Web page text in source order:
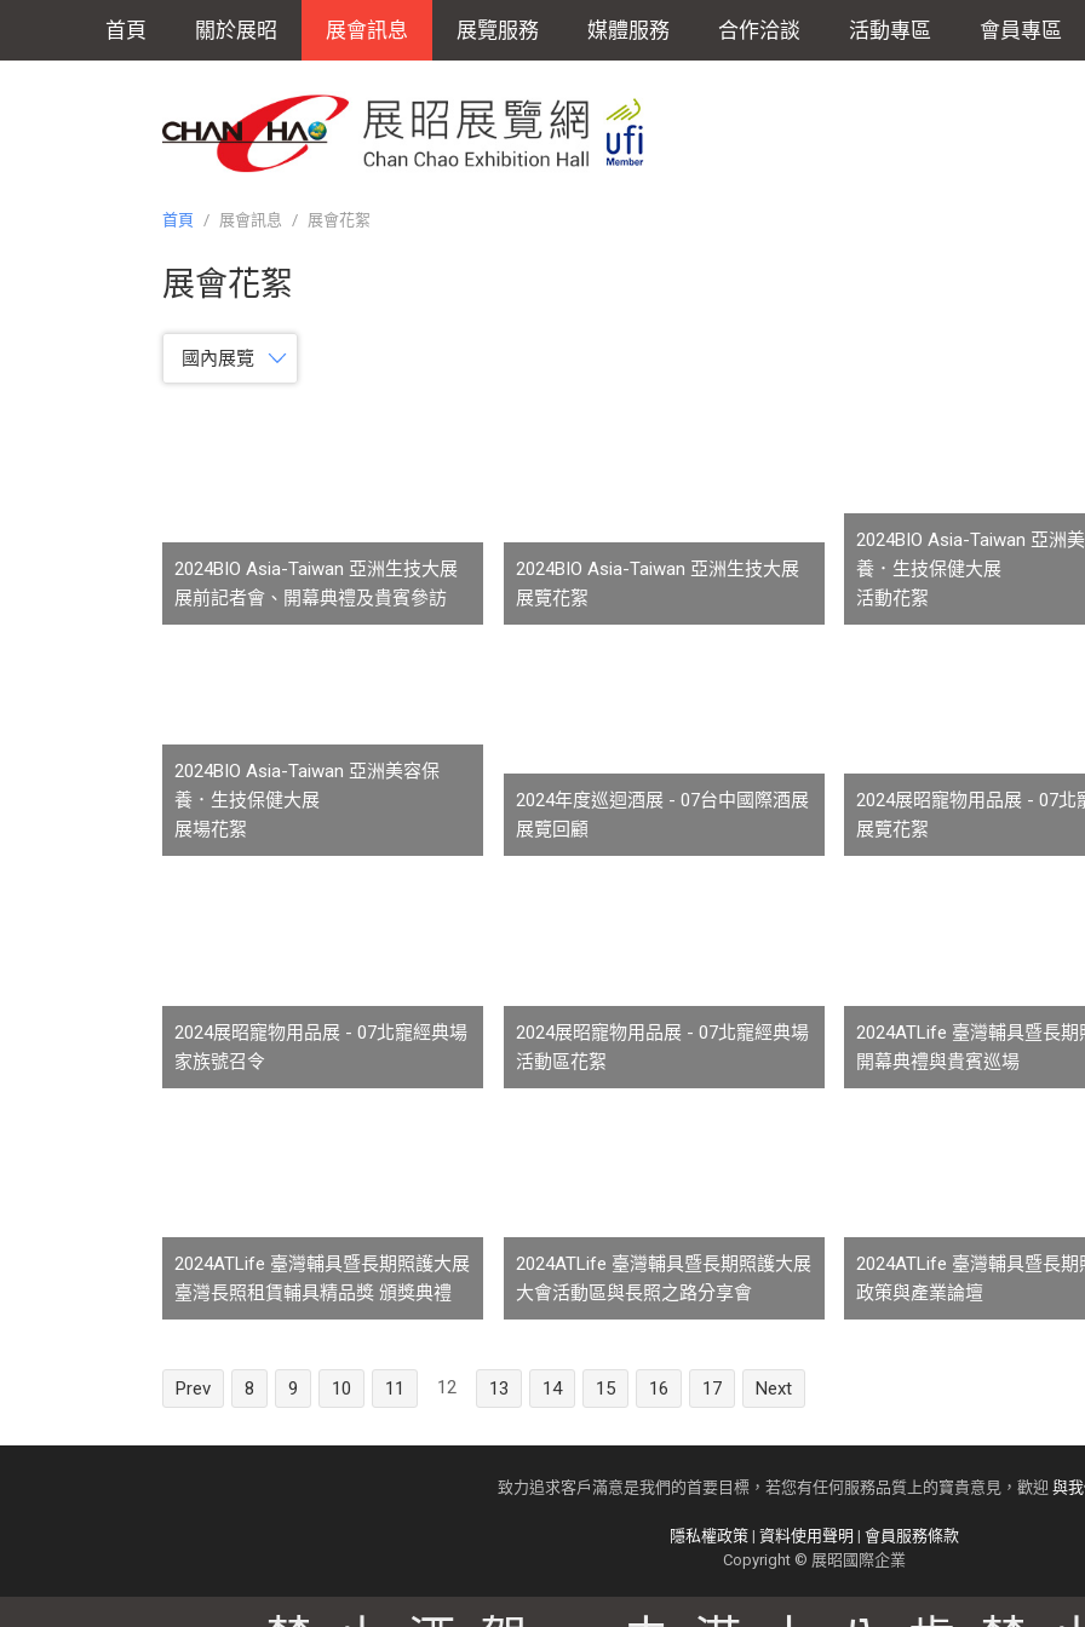
首頁 關於展昭 展會訊息 展覽服務 媒體服務 合作洽談 活動專區 會員專區
首頁 / 展會訊息 / 展會花絮
展會花絮
國內展覽
2024BIO Asia-Taiwan 亞洲生技大展
展前記者會、開幕典禮及貴賓參訪
2024BIO Asia-Taiwan 亞洲生技大展
展覽花絮
2024BIO Asia-Taiwan 亞洲
養．生技保健大展
活動花絮
2024BIO Asia-Taiwan 亞洲美容保
養．生技保健大展
展場花絮
2024年度巡迴酒展 - 07台中國際酒展
展覽回顧
2024展昭寵物用品展 - 07北
展覽花絮
2024展昭寵物用品展 - 07北寵經典場
家族號召令
2024展昭寵物用品展 - 07北寵經典場
活動區花絮
2024ATLife 臺灣輔具暨長期
開幕典禮與貴賓巡場
2024ATLife 臺灣輔具暨長期照護大展
臺灣長照租賃輔具精品獎 頒獎典禮
2024ATLife 臺灣輔具暨長期照護大展
大會活動區與長照之路分享會
2024ATLife 臺灣輔具暨長期
政策與產業論壇
Prev 8 9 10 11 12 13 14 15 16 17 Next
致力追求客戶滿意是我們的首要目標，若您有任何服務品質上的寶貴意見，歡迎 與
隱私權政策| 資料使用聲明 | 會員服務條款
Copyright © 展昭國際企業